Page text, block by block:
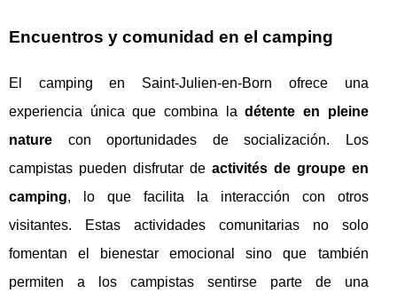
Encuentros y comunidad en el camping
El camping en Saint-Julien-en-Born ofrece una
experiencia única que combina ladétente en pleine
nature con oportunidades de socialización. Los
campistas pueden disfrutar de activités de groupe en
camping, lo que facilita la interacción con otros
visitantes. Estas actividades comunitarias no solo
fomentan el bienestar emocional sino que también
permiten a los campistas sentirse parte de una